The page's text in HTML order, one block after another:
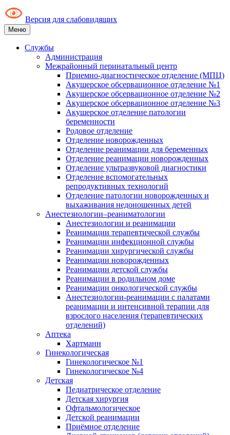
Версия для слабовидящих
Меню
Службы
Администрация
Межрайонный перинатальный центр
Приемно-диагностическое отделение (МПЦ)
Акушерское обсервационное отделение №1
Акушерское обсервационное отделение №2
Акушерское обсервационное отделение №3
Акушерское отделение патологии
беременности
Родовое отделение
Отделение новорожденных
Отделение реанимации для беременных
Отделение реанимации новорожденных
Отделение ультразвуковой диагностики
Отделение вспомогательных
репродуктивных технологий
Отделение патологии новорожденных и
выхаживания недоношенных детей
Анестезиологии–реаниматологии
Анестезиологии и реанимации
Реанимации терапевтической службы
Реанимации инфекционной службы
Реанимации хирургической службы
Реанимации новорожденных
Реанимации детской службы
Реанимации в родильном доме
Реанимации онкологической службы
Анестезиологии-реанимации с палатами
реанимации и интенсивной терапии для
взрослого населения (терапевтических
отделений)
Аптека
Хартманн
Гинекологическая
Гинекологическое №1
Гинекологическое №4
Детская
Педиатрическое отделение
Детская хирургия
Офтальмологическое
Детской реанимации
Приёмное отделение